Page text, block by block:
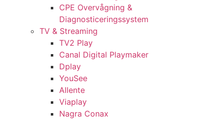
CPE Overvågning &
Diagnosticeringssystem
TV & Streaming
TV2 Play
Canal Digital Playmaker
Dplay
YouSee
Allente
Viaplay
Nagra Conax